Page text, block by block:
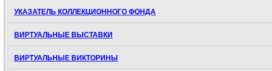
УКАЗАТЕЛЬ КОЛЛЕКЦИОННОГО ФОНДА
ВИРТУАЛЬНЫЕ ВЫСТАВКИ
ВИРТУАЛЬНЫЕ ВИКТОРИНЫ